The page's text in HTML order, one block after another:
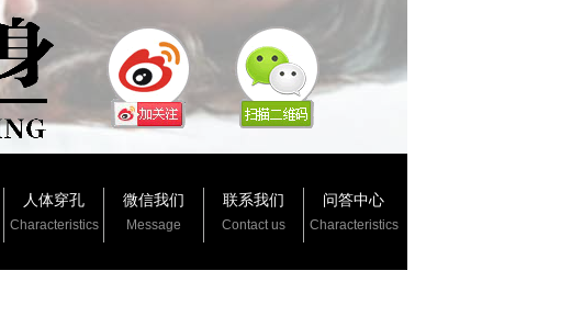
人体穿孔
Characteristics
微信我们
Message
联系我们
Contact us
问答中心
Characteristics